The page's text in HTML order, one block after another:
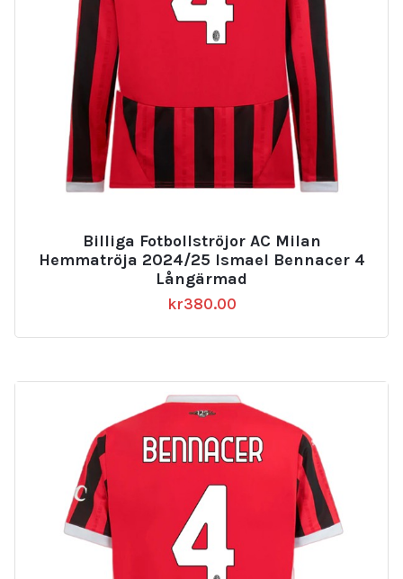
Billiga Fotbollströjor AC Milan
Hemmatröja 2024/25 Ismael Bennacer 4
Långärmad
kr380.00